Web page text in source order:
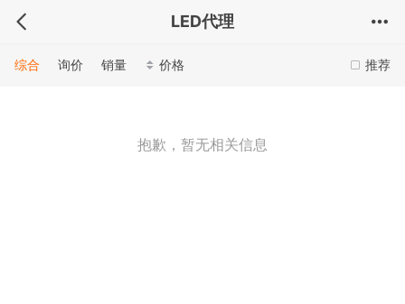
LED代理
推荐
综合 询价 销量 价格
抱歉，暂无相关信息